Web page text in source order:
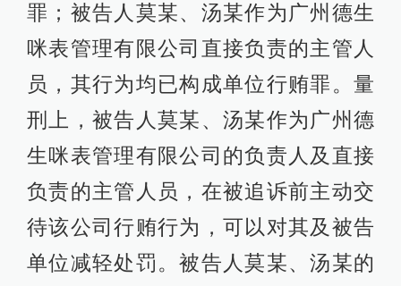
罪；被告人莫某、汤某作为广州德生
咪表管理有限公司直接负责的主管人
员，其行为均已构成单位行贿罪。量
刑上，被告人莫某、汤某作为广州德
生咪表管理有限公司的负责人及直接
负责的主管人员，在被追诉前主动交
待该公司行贿行为，可以对其及被告
单位减轻处罚。被告人莫某、汤某的